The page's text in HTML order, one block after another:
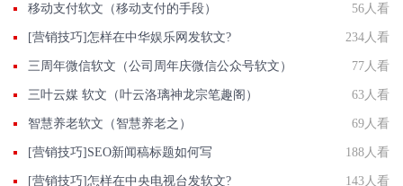
移动支付软文（移动支付的手段） 56人看
[营销技巧]怎样在中华娱乐网发软文? 234人看
三周年微信软文（公司周年庆微信公众号软文） 77人看
三叶云媒 软文（叶云洛璃神龙宗笔趣阁） 63人看
智慧养老软文（智慧养老之） 69人看
[营销技巧]SEO新闻稿标题如何写 188人看
[营销技巧]怎样在中央电视台发软文? 143人看